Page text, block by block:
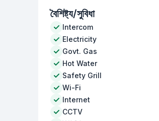
বৈশিষ্ট্য/সুবিধা
Intercom
Electricity
Govt. Gas
Hot Water
Safety Grill
Wi-Fi
Internet
CCTV